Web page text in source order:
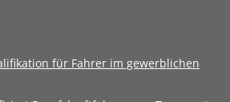
für Fahrer im gewerblichen